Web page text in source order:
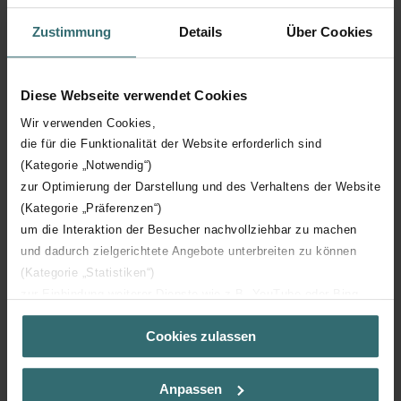
Zustimmung Details Über Cookies
Diese Webseite verwendet Cookies
Wir verwenden Cookies,
die für die Funktionalität der Website erforderlich sind
(Kategorie „Notwendig“)
zur Optimierung der Darstellung und des Verhaltens der Website
(Kategorie „Präferenzen“)
um die Interaktion der Besucher nachvollziehbar zu machen
und dadurch zielgerichtete Angebote unterbreiten zu können
(Kategorie „Statistiken“)
(Kategorie „Marketing“)
Über „Details zeigen“ bzw. die Datenschutzerklärung erhalten
Sie weitere Informationen. Durch die Auswahl der Kategorie
der Auswahl von „Statistiken“ willigen Sie ein, dass wir Ihren
Cookies zulassen
Anpassen
Datos técnicos
Conexión en calefacción central de agua caliente